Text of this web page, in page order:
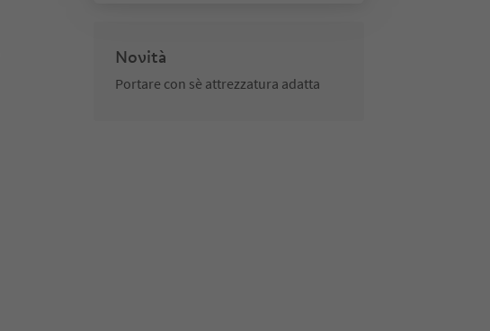
Novità
Portare con sè attrezzatura adatta